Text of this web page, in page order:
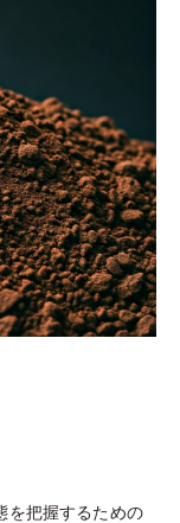
を把握するための